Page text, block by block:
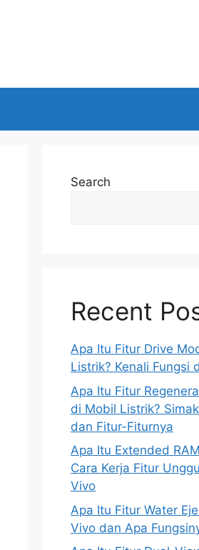
Search
Recent
Apa Itu Fitur Drive
Listrik? Kenali Fungsi
Apa Itu Fitur
di Mobil Listrik?
dan Fitur-Fiturnya
Apa Itu Extended
Cara Kerja Fitur
Vivo
Apa Itu Fitur Water
Vivo dan Apa